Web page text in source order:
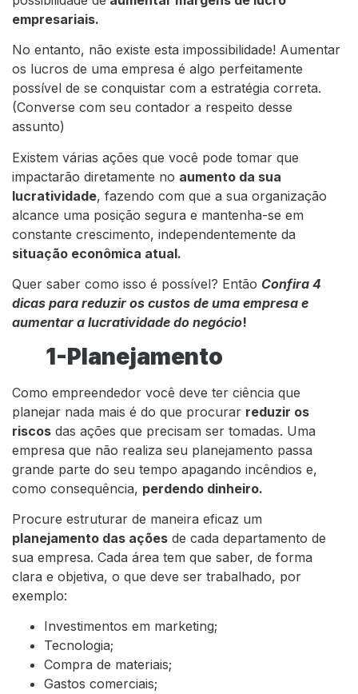
empresariais.
No entanto, não existe esta impossibilidade! Aumentar
os lucros de uma empresa é algo perfeitamente
possível de se conquistar com a estratégia correta.
(Converse com seu contador a respeito desse
assunto)
Existem várias ações que você pode tomar que
impactarão diretamente no aumento da sua
lucratividade, fazendo com que a sua organização
alcance uma posição segura e mantenha-se em
constante crescimento, independentemente da
situação econômica atual.
Quer saber como isso é possível? Então Confira 4
dicas para reduzir os custos de uma empresa e
aumentar a lucratividade do negócio!
1-Planejamento
Como empreendedor você deve ter ciência que
planejar nada mais é do que procurar reduzir os
riscos das ações que precisam ser tomadas. Uma
empresa que não realiza seu planejamento passa
grande parte do seu tempo apagando incêndios e,
como consequência, perdendo dinheiro.
Procure estruturar de maneira eficaz um
planejamento das ações de cada departamento de
sua empresa. Cada área tem que saber, de forma
clara e objetiva, o que deve ser trabalhado, por
exemplo:
Investimentos em marketing;
Tecnologia;
Compra de materiais;
Gastos comerciais;